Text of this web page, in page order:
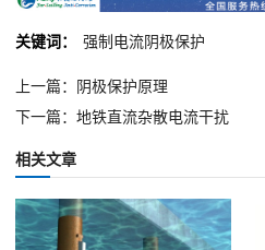
关键词： 强制电流阴极保护
上一篇：阴极保护原理
下一篇：地铁直流杂散电流干扰
相关文章